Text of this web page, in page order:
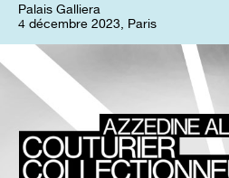
Palais Galliera
4 décembre 2023, Paris